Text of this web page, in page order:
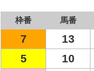
枠番 馬番
7 13
5
10